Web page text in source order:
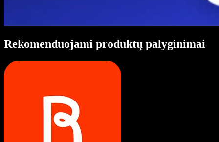
Rekomenduojami produktų palyginimai